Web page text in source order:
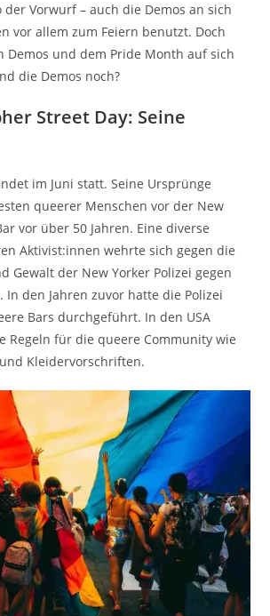
Vorwurf – auch die Demos an sich
vor allem zum Feiern benutzt. Doch
Demos und dem Pride Month auf sich
die Demos noch?
Street Day: Seine
im Juni statt. Seine Ursprünge
queerer Menschen vor der New
vor über 50 Jahren. Eine diverse
Aktivist:innen wehrte sich gegen die
Gewalt der New Yorker Polizei gegen
In den Jahren zuvor hatte die Polizei
Bars durchgeführt. In den USA
Regeln für die queere Community wie
Kleidervorschriften.